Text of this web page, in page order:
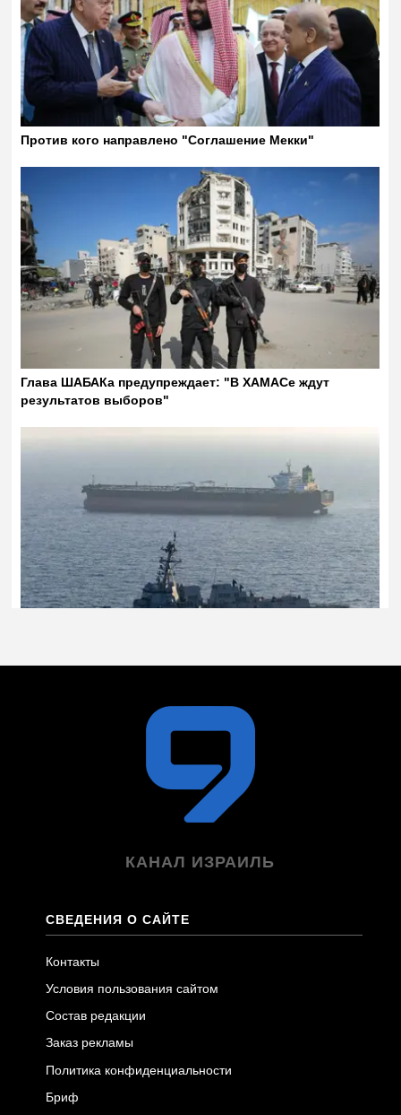
КАНАЛ ИЗРАИЛЬ
СВЕДЕНИЯ О САЙТЕ
Контакты
Условия пользования сайтом
Состав редакции
Заказ рекламы
Политика конфиденциальности
Бриф